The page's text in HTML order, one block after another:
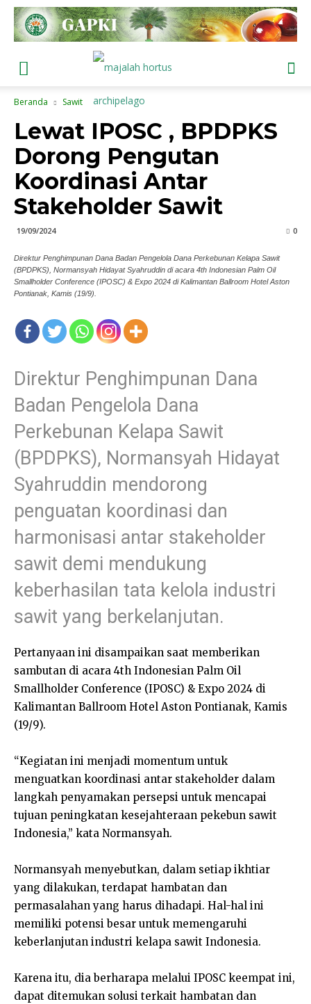
Beranda Sawit
Lewat IPOSC , BPDPKS
Dorong Pengutan
Koordinasi Antar
Stakeholder Sawit
19/09/2024 0
Direktur Penghimpunan Dana Badan Pengelola Dana Perkebunan Kelapa Sawit
(BPDPKS), Normansyah Hidayat Syahruddin di acara 4th Indonesian Palm Oil
Smallholder Conference (IPOSC) & Expo 2024 di Kalimantan Ballroom Hotel Aston
Pontianak, Kamis (19/9).
Direktur Penghimpunan Dana
Badan Pengelola Dana
Perkebunan Kelapa Sawit
(BPDPKS), Normansyah Hidayat
Syahruddin mendorong
penguatan koordinasi dan
harmonisasi antar stakeholder
sawit demi mendukung
keberhasilan tata kelola industri
sawit yang berkelanjutan.
Pertanyaan ini disampaikan saat memberikan
sambutan di acara 4th Indonesian Palm Oil
Smallholder Conference (IPOSC) & Expo 2024 di
Kalimantan Ballroom Hotel Aston Pontianak, Kamis
(19/9).
“Kegiatan ini menjadi momentum untuk
menguatkan koordinasi antar stakeholder dalam
langkah penyamakan persepsi untuk mencapai
tujuan peningkatan kesejahteraan pekebun sawit
Indonesia,” kata Normansyah.
Normansyah menyebutkan, dalam setiap ikhtiar
yang dilakukan, terdapat hambatan dan
permasalahan yang harus dihadapi. Hal-hal ini
memiliki potensi besar untuk memengaruhi
keberlanjutan industri kelapa sawit Indonesia.
Karena itu, dia berharapa melalui IPOSC keempat ini,
dapat ditemukan solusi terkait hambatan dan